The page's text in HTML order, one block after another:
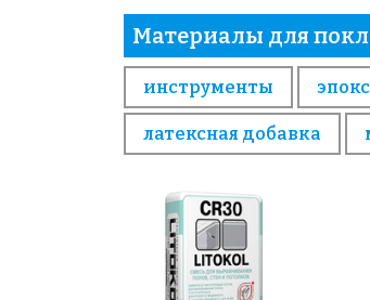
Материалы для
инструменты
латексная добавка